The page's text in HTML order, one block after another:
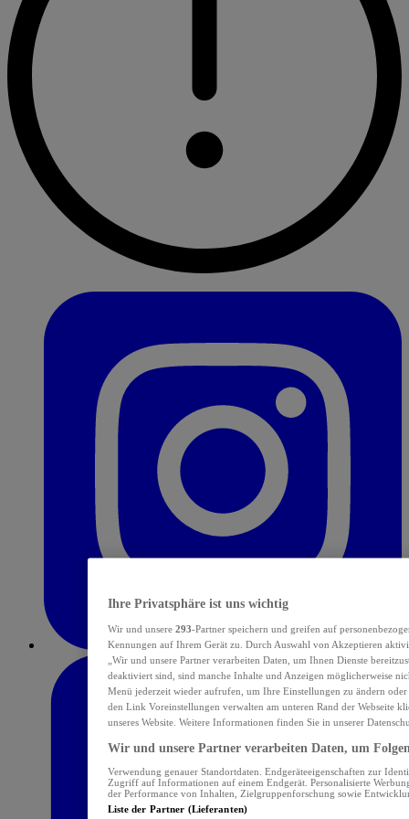
Ihre Privatsphäre ist uns wichtig
Wir und unsere 293-Partner speichern und greifen auf
Kennungen auf Ihrem Gerät zu. Durch Auswahl von Akzeptieren
„Wir und unsere Partner verarbeiten Daten, um Ihnen Dienste
deaktiviert sind, sind manche Inhalte und Anzeigen möglicherweise
Menü jederzeit wieder aufrufen, um Ihre Einstellungen zu ändern
den Link Voreinstellungen verwalten am unteren Rand der Webseite
unseres Website. Weitere Informationen finden Sie in unserer
Wir und unsere Partner verarbeiten Daten, um
Verwendung genauer Standortdaten. Endgeräteeigenschaften zur
Zugriff auf Informationen auf einem Endgerät. Personalisierte
der Performance von Inhalten, Zielgruppenforschung sowie
Liste der Partner (Lieferanten)